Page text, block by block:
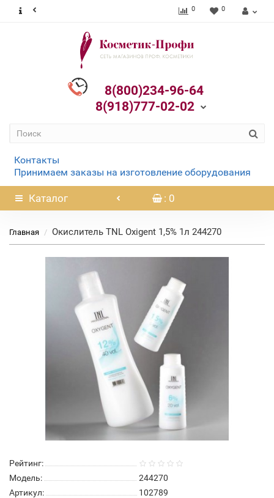
0 0
8(800)234-96-64
8(918)777-02-02
Контакты
Принимаем заказы на изготовление оборудования
Каталог : 0
Главная Окислитель TNL Oxigent 1,5% 1л 244270
Рейтинг:
Модель:
244270
Артикул:
102789